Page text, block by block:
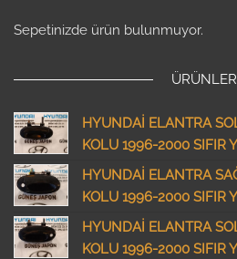
Sepetinizde ürün bulunmuyor.
ÜRÜNLER
HYUNDAİ ELANTRA
KOLU 1996-2000 SIFIR
HYUNDAİ ELANTRA
KOLU 1996-2000 SIFIR
HYUNDAİ ELANTRA
KOLU 1996-2000 SIFIR